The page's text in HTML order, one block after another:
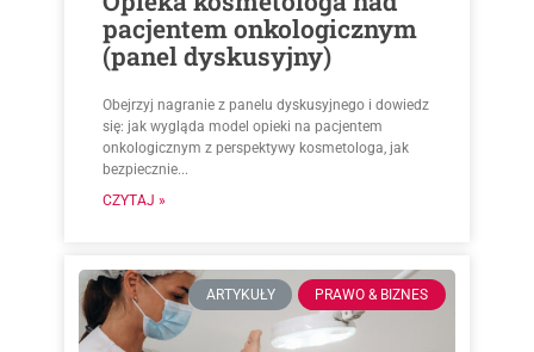
pacjentem onkologicznym
(panel dyskusyjny)
Obejrzyj nagranie z panelu dyskusyjnego i dowiedz
się: jak wygląda model opieki na pacjentem
onkologicznym z perspektywy kosmetologa, jak
bezpiecznie...
CZYTAJ »
ARTYKUŁY PRAWO & BIZNES